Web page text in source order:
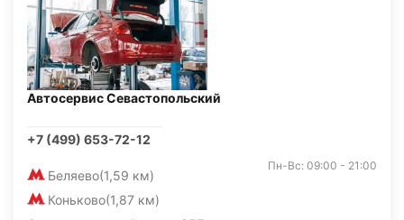
Автосервис Севастопольский
+7 (499) 653-72-12
Беляево(1,59 км)
Коньково(1,87 км)
Пн-Вс: 09:00 - 21:00